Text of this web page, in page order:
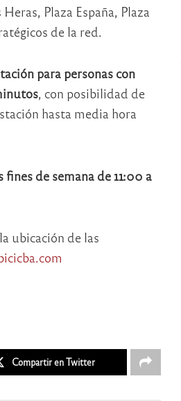
Plaza España, Plaza
de la red.
para personas con
, con posibilidad de
hasta media hora
de semana de 11:00 a
ubicación de las
Compartir en Twitter